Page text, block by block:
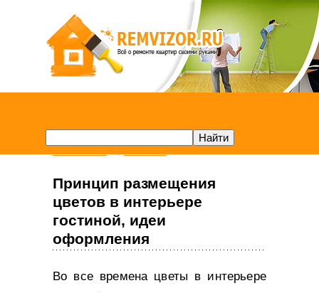
Принцип размещения
цветов в интерьере
гостиной, идеи
оформления
Во все времена цветы в интерьере